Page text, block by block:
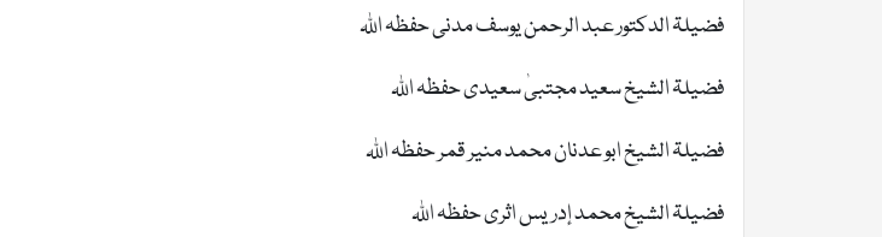
فضیلۃ الدکتور عبد الرحمن یوسف مدنی حفظہ اللہ
فضیلۃ الشیخ سعید مجتبیٰ سعیدی حفظہ اللہ
فضیلۃ الشیخ ابو عدنان محمد منیر قمر حفظہ اللہ
فضیلۃ الشیخ محمد إدریس اثری حفظہ اللہ